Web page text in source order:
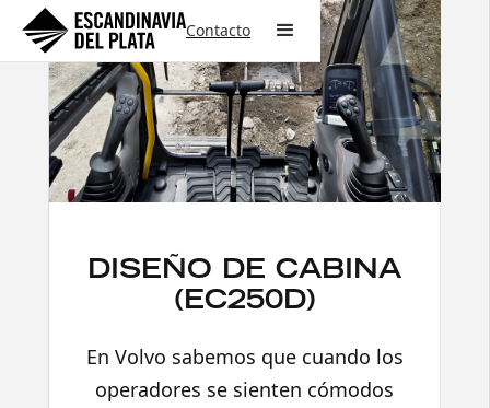
Contacto
DISEÑO DE CABINA
(EC250D)
En Volvo sabemos que cuando los
operadores se sienten cómodos